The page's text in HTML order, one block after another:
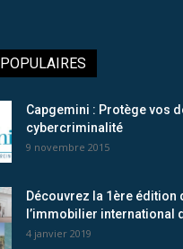
Capgemini : Protège vos
cybercriminalité
9 novembre 2015
Découvrez la 1ère édition
l’immobilier international
4 janvier 2019